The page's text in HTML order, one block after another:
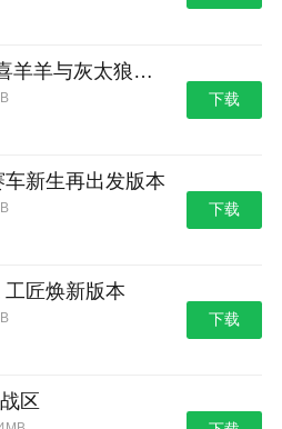
蛋仔派对X喜羊羊与灰太狼联动第二弹版本
下载
新生再出发版本
下载
匠焕新版本
下载
区